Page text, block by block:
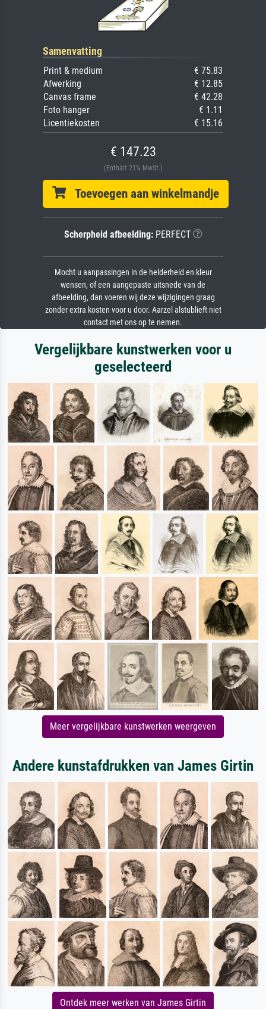
Samenvatting
Print & medium
€ 75.83
Afwerking
€ 12.85
Canvas frame
€ 42.28
Foto hanger
€ 1.11
Licentiekosten
€ 15.16
€ 147.23
(Enthält 21% MwSt.)
Toevoegen aan winkelmandje
Scherpheid afbeelding:PERFECT
Mocht u aanpassingen in de helderheid en kleur
wensen, of een aangepaste uitsnede van de
afbeelding, dan voeren wij deze wijzigingen graag
zonder extra kosten voor u door. Aarzel alstublieft niet
contact met ons op te nemen.
Vergelijkbare kunstwerken voor u
geselecteerd
Meer vergelijkbare kunstwerken weergeven
Andere kunstafdrukken van James Girtin
Ontdek meer werken van James Girtin